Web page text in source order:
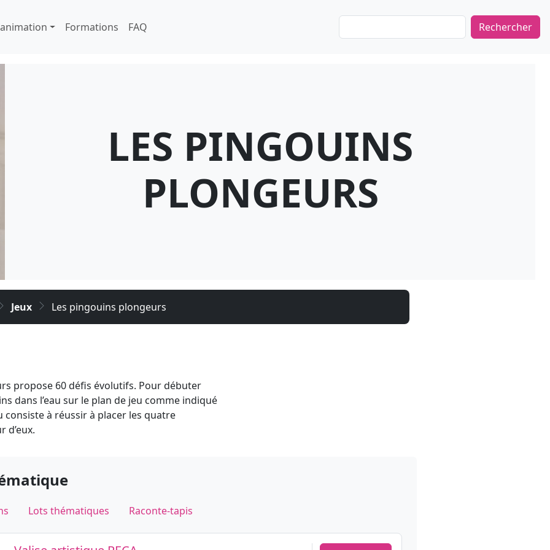
Formations FAQ
LES PINGOUINS
PLONGEURS
Jeux Les pingouins plongeurs
propose 60 défis évolutifs. Pour débuter
dans l’eau sur le plan de jeu comme indiqué
consiste à réussir à placer les quatre
d’eux.
Lots thématiques Raconte-tapis